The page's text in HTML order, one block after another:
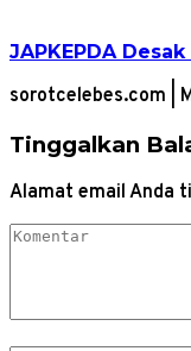
JAPKEPDA
sorotcelebes.com |
Tinggalkan
Alamat email Anda